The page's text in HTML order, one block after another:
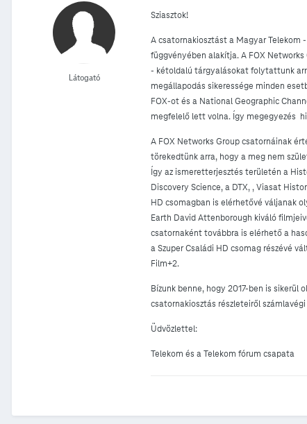
Látogató
Sziasztok!
A csatornakiosztást a Magyar Telekom
függvényében alakítja. A FOX
- kétoldalú tárgyalásokat folytattunk
megállapodás sikeressége minden
FOX-ot és a National Geographic
megfelelő lett volna. Így megegyezés
A FOX Networks Group csatornáinak
törekedtünk arra, hogy a meg nem
Így az ismeretterjesztés területén a
Discovery Science, a DTX, , Viasat
HD csomagban is elérhetővé váljanak
Earth David Attenborough kiváló
csatornaként továbbra is elérhető a
a Szuper Családi HD csomag részévé
Film+2.
Bízunk benne, hogy 2017-ben is
csatornakiosztás részleteiről
Üdvözlettel:
Telekom és a Telekom fórum csapata